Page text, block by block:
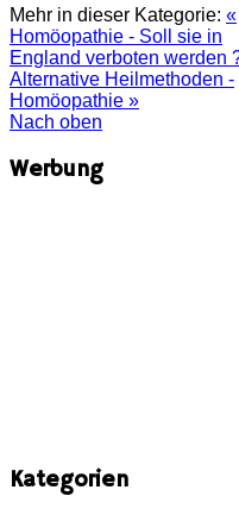
Mehr in dieser Kategorie: «
Homöopathie - Soll sie in
England verboten werden
Alternative Heilmethoden -
Homöopathie »
Nach oben
Werbung
Kategorien